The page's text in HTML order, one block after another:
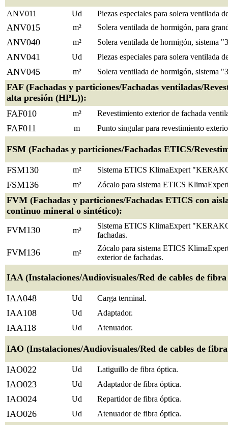
ANV011 Ud Piezas especiales para solera ventilada
ANV015 m² Solera ventilada de hormigón, para
ANV040 m² Solera ventilada de hormigón, sistema
ANV041 Ud Piezas especiales para solera ventilada
ANV045 m² Solera ventilada de hormigón, sistema
FAF (Fachadas y particiones/Fachadas ventiladas/
alta presión (HPL)):
FAF010
m² Revestimiento exterior de fachada
FAF011 m Punto singular para revestimiento
FSM (Fachadas y particiones/Fachadas ETICS/
FSM130 m² Sistema ETICS KlimaExpert
FSM136 m² Zócalo para sistema ETICS
FVM (Fachadas y particiones/Fachadas ETICS con
continuo mineral o sintético):
FVM130
m²
Sistema ETICS KlimaExpert
fachadas.
FVM136 m²
Zócalo para sistema ETICS
exterior de fachadas.
IAA (Instalaciones/Audiovisuales/Red de cables de
IAA048 Ud Carga terminal.
IAA108 Ud Adaptador.
IAA118 Ud Atenuador.
IAO (Instalaciones/Audiovisuales/Red de cables de
IAO022 Ud Latiguillo de fibra óptica.
IAO023 Ud Adaptador de fibra óptica.
IAO024 Ud Repartidor de fibra óptica.
IAO026 Ud Atenuador de fibra óptica.